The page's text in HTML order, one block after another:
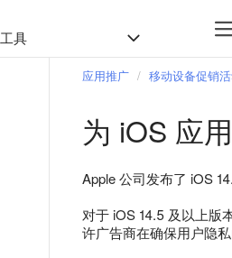
工具
即时通讯应用中的广告
广告系列大师
热门搜索
应用推广 移动设备促销
为 iOS 应
Apple 公司发布了 iOS
对于 iOS 14.5 及以上版
许广告商在确保用户隐